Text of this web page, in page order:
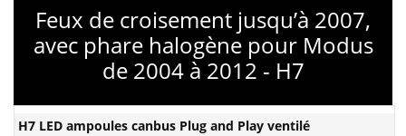
Feux de croisement jusqu’à 2007,
avec phare halogène pour Modus
de 2004 à 2012 - H7
H7 LED ampoules canbus Plug and Play ventilé